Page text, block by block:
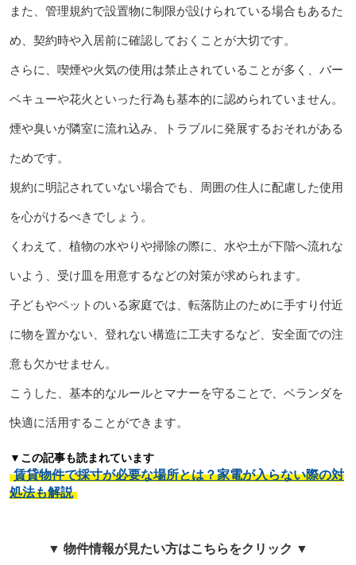
また、管理規約で設置物に制限が設けられている場合もあるた
め、契約時や入居前に確認しておくことが大切です。
さらに、喫煙や火気の使用は禁止されていることが多く、バー
ベキューや花火といった行為も基本的に認められていません。
煙や臭いが隣室に流れ込み、トラブルに発展するおそれがある
ためです。
規約に明記されていない場合でも、周囲の住人に配慮した使用
を心がけるべきでしょう。
くわえて、植物の水やりや掃除の際に、水や土が下階へ流れな
いよう、受け皿を用意するなどの対策が求められます。
子どもやペットのいる家庭では、転落防止のために手すり付近
に物を置かない、登れない構造に工夫するなど、安全面での注
意も欠かせません。
こうした、基本的なルールとマナーを守ることで、ベランダを
快適に活用することができます。
▼この記事も読まれています
賃貸物件で採寸が必要な場所とは？家電が入らない際の対
処法も解説
▼ 物件情報が見たい方はこちらをクリック ▼